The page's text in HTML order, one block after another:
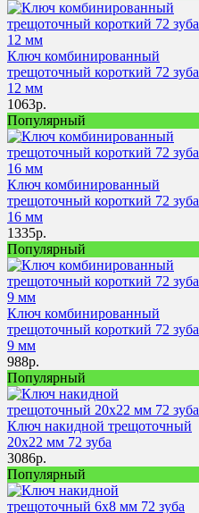
Ключ комбинированный
трещоточный короткий 72 зуба
12 мм
1063р.
Популярный
Ключ комбинированный
трещоточный короткий 72 зуба
16 мм
1335р.
Популярный
Ключ комбинированный
трещоточный короткий 72 зуба
9 мм
988р.
Популярный
Ключ накидной трещоточный
20х22 мм 72 зуба
3086р.
Популярный